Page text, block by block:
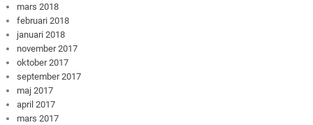
mars 2018
februari 2018
januari 2018
november 2017
oktober 2017
september 2017
maj 2017
april 2017
mars 2017